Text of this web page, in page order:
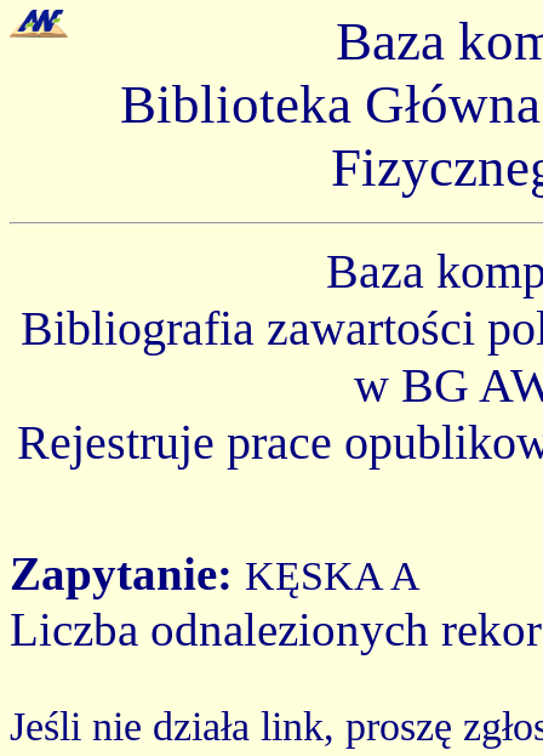
Baza
Biblioteka
Baza
Bibliografia zawartości
w BG
Rejestruje prace
Zapytanie: KĘSKA A
Liczba odnalezionych
Jeśli nie działa link, proszę